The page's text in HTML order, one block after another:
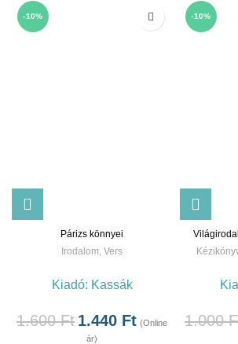
-10%
Párizs könnyei
Irodalom Vers
Kiadó: Kassák
1.600Ft 1.440 Ft (Online
ár)
-10%
1.000